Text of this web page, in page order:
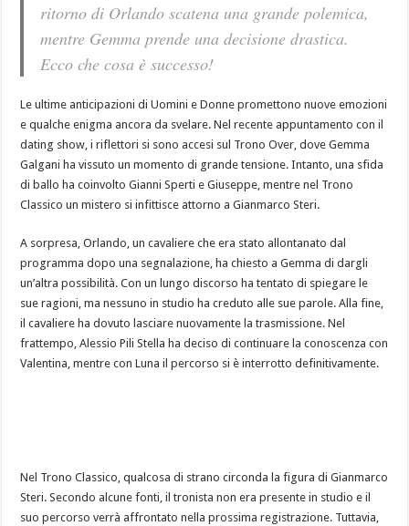
ritorno di Orlando scatena una grande polemica,
mentre Gemma prende una decisione drastica.
Ecco che cosa è successo!
Le ultime anticipazioni di Uomini e Donne promettono nuove emozioni
e qualche enigma ancora da svelare. Nel recente appuntamento con il
dating show, i riflettori si sono accesi sul Trono Over, dove Gemma
Galgani ha vissuto un momento di grande tensione. Intanto, una sfida
di ballo ha coinvolto Gianni Sperti e Giuseppe, mentre nel Trono
Classico un mistero si infittisce attorno a Gianmarco Steri.
A sorpresa, Orlando, un cavaliere che era stato allontanato dal
programma dopo una segnalazione, ha chiesto a Gemma di dargli
un’altra possibilità. Con un lungo discorso ha tentato di spiegare le
sue ragioni, ma nessuno in studio ha creduto alle sue parole. Alla fine,
il cavaliere ha dovuto lasciare nuovamente la trasmissione. Nel
frattempo, Alessio Pili Stella ha deciso di continuare la conoscenza con
Valentina, mentre con Luna il percorso si è interrotto definitivamente.
Nel Trono Classico, qualcosa di strano circonda la figura di Gianmarco
Steri. Secondo alcune fonti, il tronista non era presente in studio e il
suo percorso verrà affrontato nella prossima registrazione. Tuttavia,